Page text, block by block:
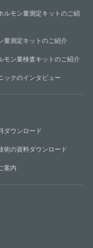
ルモン量測定キットのご紹
量測定キットのご紹介
モン量検査キットのご紹介
ックのインタビュー
ダウンロード
術の資料ダウンロード
案内